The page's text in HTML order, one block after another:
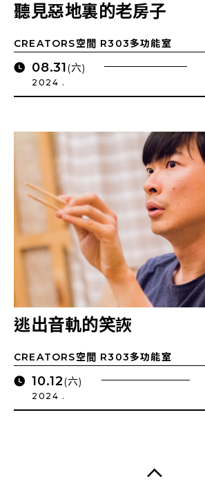
聽見惡地裏的老房子
CREATORS空間 R303多功能室
08.31(六)
2024 .
逃出音軌的笑詼
CREATORS空間 R303多功能室
10.12(六)
2024 .